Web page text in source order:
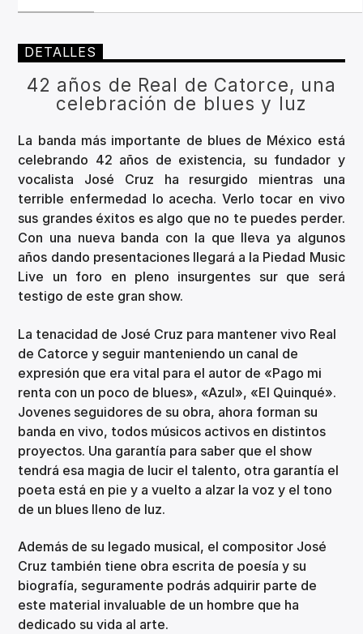
DETALLES
42 años de Real de Catorce, una
celebración de blues y luz
La banda más importante de blues de México está
celebrando 42 años de existencia, su fundador y
vocalista José Cruz ha resurgido mientras una
terrible enfermedad lo acecha. Verlo tocar en vivo
sus grandes éxitos es algo que no te puedes perder.
Con una nueva banda con la que lleva ya algunos
años dando presentaciones llegará a la Piedad Music
Live un foro en pleno insurgentes sur que será
testigo de este gran show.
La tenacidad de José Cruz para mantener vivo Real
de Catorce y seguir manteniendo un canal de
expresión que era vital para el autor de «Pago mi
renta con un poco de blues», «Azul», «El Quinqué».
Jovenes seguidores de su obra, ahora forman su
banda en vivo, todos músicos activos en distintos
proyectos. Una garantía para saber que el show
tendrá esa magia de lucir el talento, otra garantía el
poeta está en pie y a vuelto a alzar la voz y el tono
de un blues lleno de luz.
Además de su legado musical, el compositor José
Cruz también tiene obra escrita de poesía y su
biografía, seguramente podrás adquirir parte de
este material invaluable de un hombre que ha
dedicado su vida al arte.